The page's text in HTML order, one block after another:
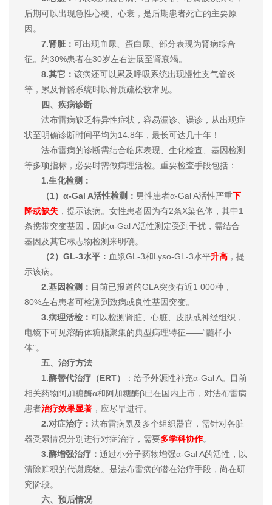
后期可以出现急性心梗、心衰，是后期患者死亡的主要原
因。
7.肾脏： 可出现血尿、蛋白尿、部分表现为肾病综合
征。约30%患者在30岁左右进展至肾衰竭。
8.其它： 该病还可以累及呼吸系统出现慢性支气管炎
等，累及骨骼系统时以骨质疏松较常见。
四、疾病诊断
法布雷病缺乏特异性症状，容易漏诊、误诊，从出现症
状至明确诊断时间平均为14.8年，最长可达几十年！
法布雷病的诊断需结合临床表现、生化检查、基因检测
等多项指标，必要时需做病理活检。重要检查手段包括：
1.生化检测：
（1）α-Gal A活性检测： 男性患者α-Gal A活性严重下
降或缺失 ，提示该病。女性患者因为有2条X染色体，其中1
条携带突变基因，因此α-Gal A活性测定受到干扰，需结合
基因及其它标志物检测来明确。
（2）GL-3水平： 血浆GL-3和Lyso-GL-3水平升高 ，提
示该病。
2.基因检测： 目前已报道的GLA突变有近1 000种，
80%左右患者可检测到致病或良性基因突变。
3.病理活检： 可以检测肾脏、心脏、皮肤或神经组织，
电镜下可见溶酶体糖脂聚集的典型病理特征——“髓样小
体”。
五、治疗方法
1.酶替代治疗（ERT）
：给予外源性补充α-Gal A。目前
相关药物阿加糖酶α和阿加糖酶β已在国内上市，对法布雷病
患者治疗效果显著 ，应尽早进行。
2.对症治疗： 法布雷病累及多个组织器官，需针对各脏
器受累情况分别进行对症治疗，需要多学科协作。
3.酶增强治疗： 通过小分子药物增强α-Gal A的活性，以
清除贮积的代谢底物。是法布雷病的潜在治疗手段，尚在研
究阶段。
六、预后情况